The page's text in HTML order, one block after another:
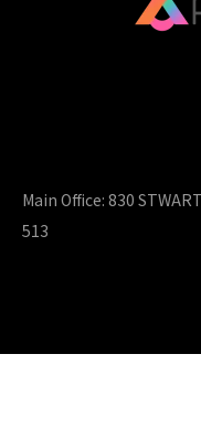
Main Office: 830
513